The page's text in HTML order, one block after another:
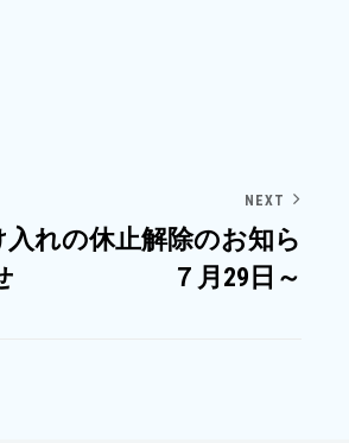
NEXT
れの休止解除のお知ら
７月29日～